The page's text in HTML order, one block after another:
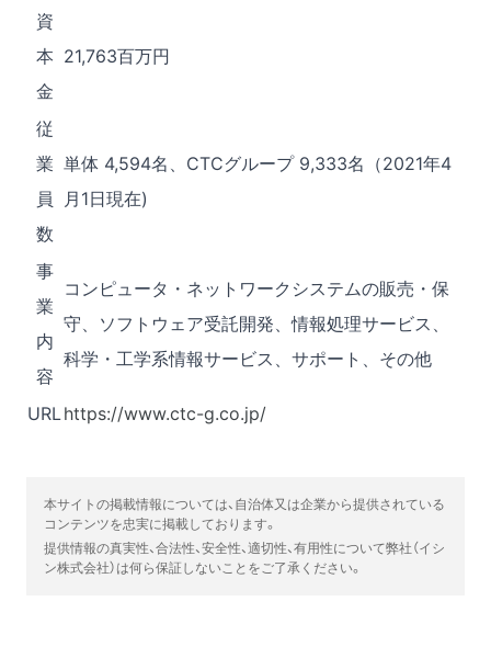
資
本
金
21,763百万円
従
業
員
数
単体 4,594名、CTCグループ 9,333名（2021年4
月1日現在)
事
業
内
容
コンピュータ・ネットワークシステムの販売・保
守、ソフトウェア受託開発、情報処理サービス、
科学・工学系情報サービス、サポート、その他
URL https://www.ctc-g.co.jp/
本サイトの掲載情報については、自治体又は企業から提供されている
コンテンツを忠実に掲載しております。
提供情報の真実性、合法性、安全性、適切性、有用性について弊社（イシ
ン株式会社）は何ら保証しないことをご了承ください。